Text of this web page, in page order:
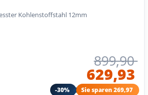
Kohlenstoffstahl 12mm
899,90
629,93
-30% Sie sparen 269,97